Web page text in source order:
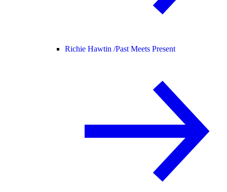
Richie Hawtin /Past Meets Present